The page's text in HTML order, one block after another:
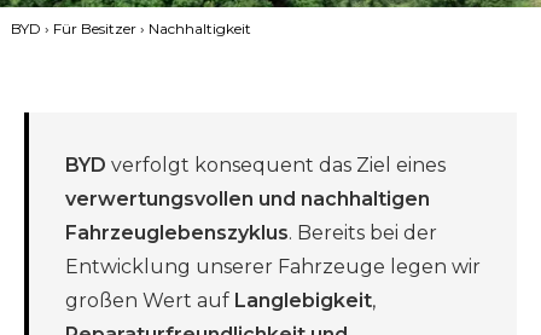
BYD › Für Besitzer› Nachhaltigkeit
BYD verfolgt konsequent das Ziel eines
verwertungsvollen und nachhaltigen
Fahrzeuglebenszyklus. Bereits bei der
Entwicklung unserer Fahrzeuge legen wir
großen Wert auf Langlebigkeit,